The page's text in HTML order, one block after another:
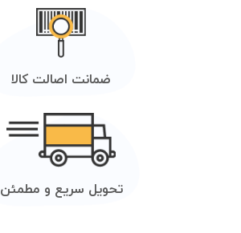
ضمانت اصالت کالا
تحویل سریع و مطمئن